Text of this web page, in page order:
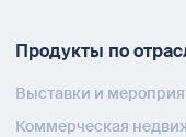
Продукты по
Выставки и
Коммерческая